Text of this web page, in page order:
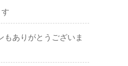
ありがとうございま